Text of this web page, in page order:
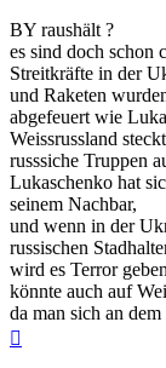
BY raushält ?
es sind doch schon
Streitkräfte in der
und Raketen
abgefeuert wie
Weissrussland
russsiche Truppen
Lukaschenko hat
seinem Nachbar,
und wenn in der
russischen
wird es Terror
könnte auch auf
da man sich an